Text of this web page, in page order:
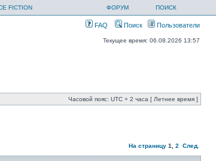
FICTION ФОРУМ ПОИСК
FAQ Поиск Пользователи
Текущее время: 06.08.2026 13:57
Часовой пояс: UTC + 2 часа [ Летнее время ]
На страницу 1 2 След.